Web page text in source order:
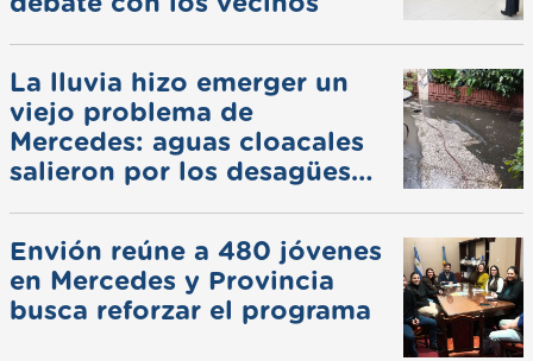
La lluvia hizo emerger un
viejo problema de
Mercedes: aguas cloacales
salieron por los desagües
Envión reúne a 480 jóvenes
en Mercedes y Provincia
busca reforzar el programa